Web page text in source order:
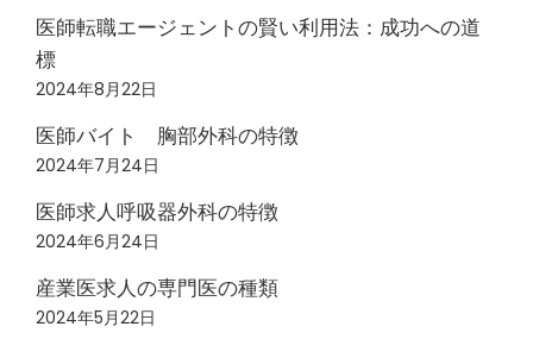
医師転職エージェントの賢い利用法：成功への道
標
2024年8月22日
医師バイト 胸部外科の特徴
2024年7月24日
医師求人呼吸器外科の特徴
2024年6月24日
産業医求人の専門医の種類
2024年5月22日